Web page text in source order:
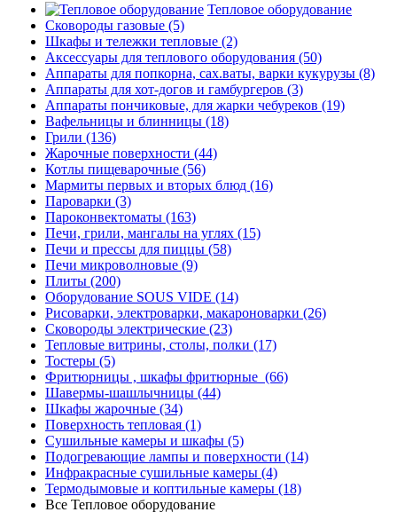
Тепловое оборудование
Сковороды газовые (5)
Шкафы и тележки тепловые (2)
Аксессуары для теплового оборудования (50)
Аппараты для попкорна, сах.ваты, варки кукурузы (8)
Аппараты для хот-догов и гамбургеров (3)
Аппараты пончиковые, для жарки чебуреков (19)
Вафельницы и блинницы (18)
Грили (136)
Жарочные поверхности (44)
Котлы пищеварочные (56)
Мармиты первых и вторых блюд (16)
Пароварки (3)
Пароконвектоматы (163)
Печи, грили, мангалы на углях (15)
Печи и прессы для пиццы (58)
Печи микроволновые (9)
Плиты (200)
Оборудование SOUS VIDE (14)
Рисоварки, электроварки, макароноварки (26)
Сковороды электрические (23)
Тепловые витрины, столы, полки (17)
Тостеры (5)
Фритюрницы , шкафы фритюрные (66)
Шавермы-шашлычницы (44)
Шкафы жарочные (34)
Поверхность тепловая (1)
Сушильные камеры и шкафы (5)
Подогревающие лампы и поверхности (14)
Инфракрасные сушильные камеры (4)
Термодымовые и коптильные камеры (18)
Все Тепловое оборудование